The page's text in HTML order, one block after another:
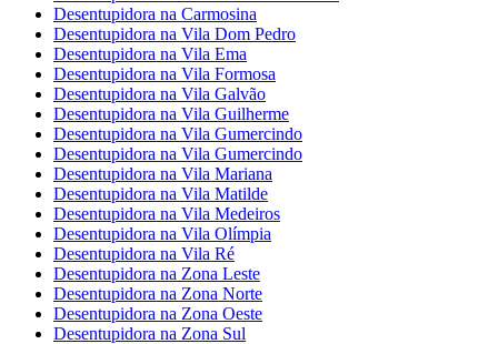
Desentupidora na Carmosina
Desentupidora na Vila Dom Pedro
Desentupidora na Vila Ema
Desentupidora na Vila Formosa
Desentupidora na Vila Galvão
Desentupidora na Vila Guilherme
Desentupidora na Vila Gumercindo
Desentupidora na Vila Gumercindo
Desentupidora na Vila Mariana
Desentupidora na Vila Matilde
Desentupidora na Vila Medeiros
Desentupidora na Vila Olímpia
Desentupidora na Vila Ré
Desentupidora na Zona Leste
Desentupidora na Zona Norte
Desentupidora na Zona Oeste
Desentupidora na Zona Sul